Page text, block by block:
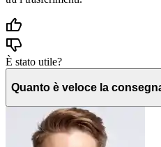
È stato utile?
Quanto è veloce la